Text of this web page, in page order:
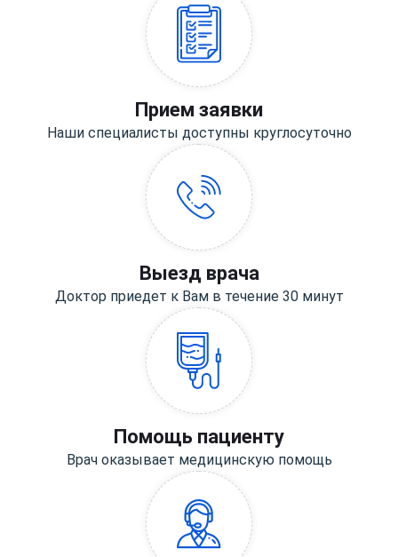
Прием заявки
Наши специалисты доступны круглосуточно
Выезд врача
Доктор приедет к Вам в течение 30 минут
Помощь пациенту
Врач оказывает медицинскую помощь